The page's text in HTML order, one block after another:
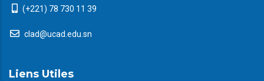
(+221) 78 730 11 39
clad@ucad.edu.sn
Liens Utiles